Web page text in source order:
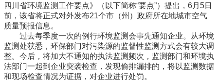
四川省环境监测工作要点》（以下简称“要点”）提出，6月5日
前，该省将正式对外发布21个市（州）政府所在地城市空气
质量预报信息。
过去每季度一次的例行环境监测会事先通知企业。从环境
监测处获悉，环保部门对污染源的监督性监测方式会有较大调
整。今后，将加大不通知的执法监测频次，监测部门和环境执
法部门一起到企业突袭检查，发现偷排漏排的，将以监测数据
和现场检查情况为证据，对企业进行处罚。